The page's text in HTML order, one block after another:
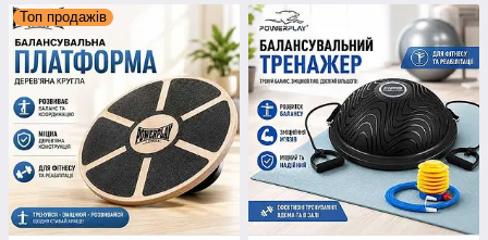
Топ продажів